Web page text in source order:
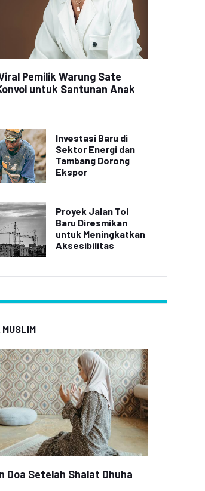
Pemilik Warung Sate
untuk Santunan Anak
Investasi Baru di
Sektor Energi dan
Tambang Dorong
Ekspor
Proyek Jalan Tol
Baru Diresmikan
untuk Meningkatkan
Aksesibilitas
Doa Setelah Shalat Dhuha